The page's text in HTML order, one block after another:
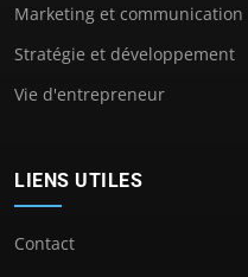
Marketing et communication
Stratégie et développement
Vie d'entrepreneur
LIENS UTILES
Contact